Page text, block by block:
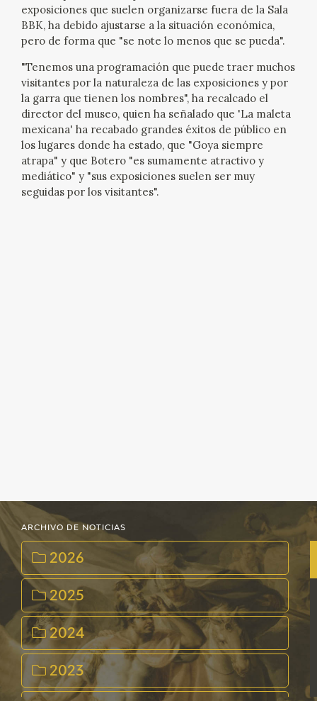
exposiciones que suelen organizarse fuera de la Sala
BBK, ha debido ajustarse a la situación económica,
pero de forma que "se note lo menos que se pueda".
"Tenemos una programación que puede traer muchos
visitantes por la naturaleza de las exposiciones y por
la garra que tienen los nombres", ha recalcado el
director del museo, quien ha señalado que 'La maleta
mexicana' ha recabado grandes éxitos de público en
los lugares donde ha estado, que "Goya siempre
atrapa" y que Botero "es sumamente atractivo y
mediático" y "sus exposiciones suelen ser muy
seguidas por los visitantes".
ARCHIVO DE NOTICIAS
2026
2025
2024
2023